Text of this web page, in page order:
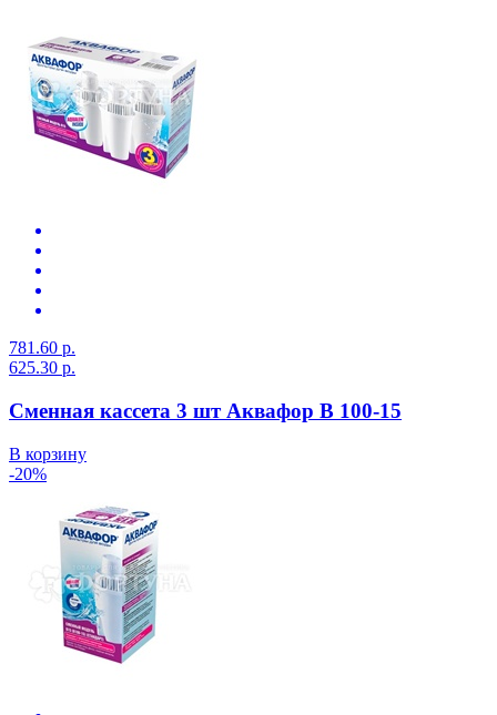
781.60 р.
625.30 р.
Сменная кассета 3 шт Аквафор В 100-15
В корзину
-20%